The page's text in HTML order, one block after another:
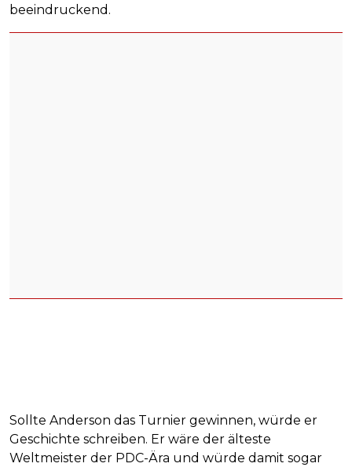
beeindruckend.
Sollte Anderson das Turnier gewinnen, würde er
Geschichte schreiben. Er wäre der älteste
Weltmeister der PDC-Ära und würde damit sogar